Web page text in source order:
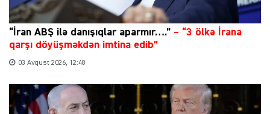
“İran ABŞ ilə danışıqlar aparmır….” – “3 ölkə İrana
qarşı döyüşməkdən imtina edib”
03 Avqust 2026, 12:48